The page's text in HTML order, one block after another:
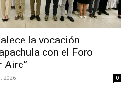
la vocación
con el Foro
Aire”
2026 0